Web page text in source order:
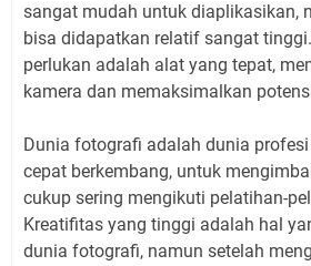
sangat mudah untuk diaplikasikan,
bisa didapatkan relatif sangat
perlukan adalah alat yang tepat,
kamera dan memaksimalkan
Dunia fotografi adalah dunia
cepat berkembang, untuk
cukup sering mengikuti pelatihan-
Kreatifitas yang tinggi adalah hal
dunia fotografi, namun setelah